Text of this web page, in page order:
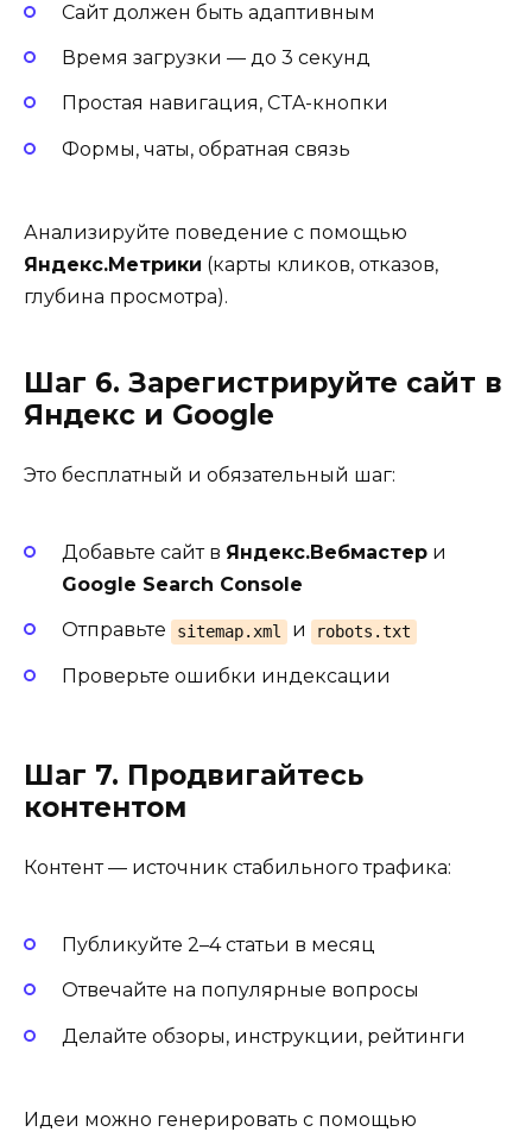
Сайт должен быть адаптивным
Время загрузки — до 3 секунд
Простая навигация, CTA-кнопки
Формы, чаты, обратная связь
Анализируйте поведение с помощью
Яндекс.Метрики (карты кликов, отказов,
глубина просмотра).
Шаг 6. Зарегистрируйте сайт в
Яндекс и Google
Это бесплатный и обязательный шаг:
Добавьте сайт в Яндекс.Вебмастер и
Google Search Console
Отправьте sitemap.xml и robots.txt
Проверьте ошибки индексации
Шаг 7. Продвигайтесь
контентом
Контент — источник стабильного трафика:
Публикуйте 2–4 статьи в месяц
Отвечайте на популярные вопросы
Делайте обзоры, инструкции, рейтинги
Идеи можно генерировать с помощью